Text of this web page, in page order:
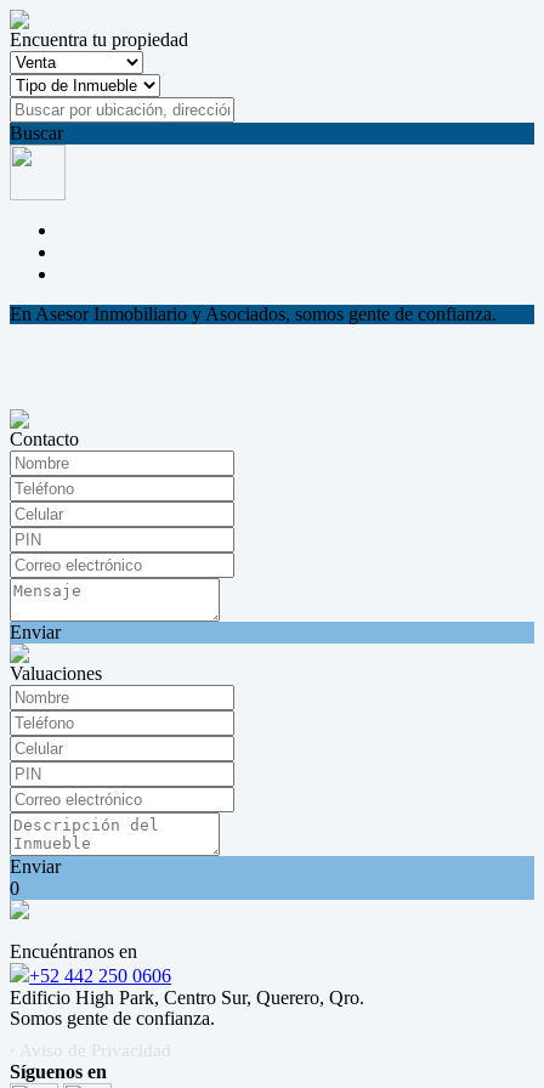
Encuentra tu propiedad
Buscar
En Asesor Inmobiliario y Asociados, somos gente de confianza.
Contacto
Enviar
Valuaciones
Enviar
0
Encuéntranos en
+52 442 250 0606
Edificio High Park, Centro Sur, Querero, Qro.
Somos gente de confianza.
· Aviso de Privacidad
Síguenos en